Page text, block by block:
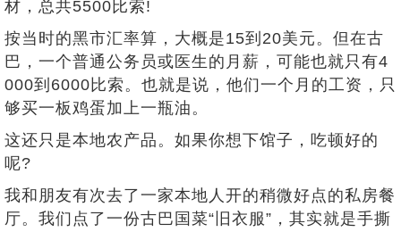
材，总共5500比索!
按当时的黑市汇率算，大概是15到20美元。但在古
巴，一个普通公务员或医生的月薪，可能也就只有4
000到6000比索。也就是说，他们一个月的工资，只
够买一板鸡蛋加上一瓶油。
这还只是本地农产品。如果你想下馆子，吃顿好的
呢?
我和朋友有次去了一家本地人开的稍微好点的私房餐
厅。我们点了一份古巴国菜“旧衣服”，其实就是手撕